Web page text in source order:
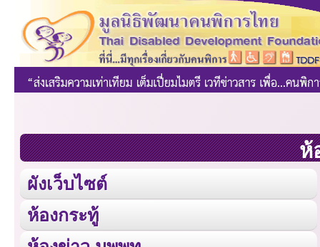
ห้
ผังเว็บไซต์
ห้องกระทู้